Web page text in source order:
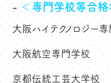
＜専門学校等合格
大阪ハイテクノ
大阪航空
京都伝統